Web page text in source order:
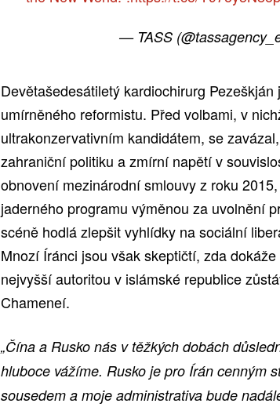
— TASS
Devětašedesátiletý kardiochirurg
umírněného reformistu. Před volbami, v
ultrakonzervativním kandidátem, se
zahraniční politiku a zmírní napětí v
obnovení mezinárodní smlouvy z roku
jaderného programu výměnou za uvolnění
scéně hodlá zlepšit vyhlídky na sociální
Mnozí Íránci jsou však skeptičtí, zda
nejvyšší autoritou v islámské republice
Chameneí.
„Čína a Rusko nás v těžkých dobách
hluboce vážíme. Rusko je pro Írán cenným
sousedem a moje administrativa bude